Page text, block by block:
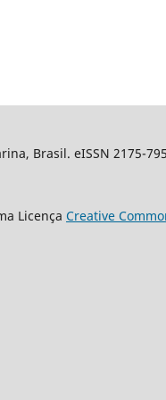
Brasil. eISSN 2175-
Licença Creative